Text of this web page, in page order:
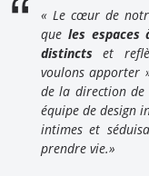
« Le cœur de
que les espaces
distincts et
voulons apporter
de la direction de
équipe de design
intimes et
prendre vie.»